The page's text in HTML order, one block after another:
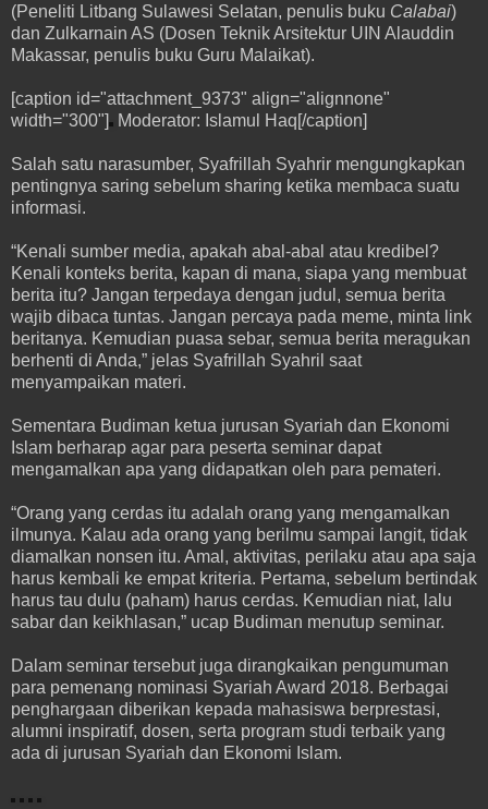
(Peneliti Litbang Sulawesi Selatan, penulis buku Calabai)
dan Zulkarnain AS (Dosen Teknik Arsitektur UIN Alauddin
Makassar, penulis buku Guru Malaikat).
[caption id="attachment_9373" align="alignnone"
width="300"]
Moderator: Islamul Haq[/caption]
Salah satu narasumber, Syafrillah Syahrir mengungkapkan
pentingnya saring sebelum sharing ketika membaca suatu
informasi.
“Kenali sumber media, apakah abal-abal atau kredibel?
Kenali konteks berita, kapan di mana, siapa yang membuat
berita itu? Jangan terpedaya dengan judul, semua berita
wajib dibaca tuntas. Jangan percaya pada meme, minta link
beritanya. Kemudian puasa sebar, semua berita meragukan
berhenti di Anda,” jelas Syafrillah Syahril saat
menyampaikan materi.
Sementara Budiman ketua jurusan Syariah dan Ekonomi
Islam berharap agar para peserta seminar dapat
mengamalkan apa yang didapatkan oleh para pemateri.
“Orang yang cerdas itu adalah orang yang mengamalkan
ilmunya. Kalau ada orang yang berilmu sampai langit, tidak
diamalkan nonsen itu. Amal, aktivitas, perilaku atau apa saja
harus kembali ke empat kriteria. Pertama, sebelum bertindak
harus tau dulu (paham) harus cerdas. Kemudian niat, lalu
sabar dan keikhlasan,” ucap Budiman menutup seminar.
Dalam seminar tersebut juga dirangkaikan pengumuman
para pemenang nominasi Syariah Award 2018. Berbagai
penghargaan diberikan kepada mahasiswa berprestasi,
alumni inspiratif, dosen, serta program studi terbaik yang
ada di jurusan Syariah dan Ekonomi Islam.